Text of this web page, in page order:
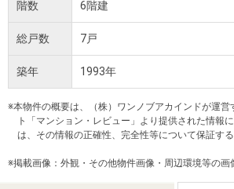
買いたいTOP
中古
マン
ショ
ンを
新
中
売りたいTOP
無
料
査
定
売
却
相
談
店舗案内TOP
店舗のご
案内（首
都圏）
店舗のご
案内（名
古屋）
会社情報TOP
ごあいさ
つ
会社概
要
ョン
組織図
採用情報TOP
新卒採用
情報
キャリア
採用情報
会社情報
採用情報
法人のお客さま
階数 6階建
総戸数 7戸
築年 1993年
※本物件の概要は、（株）ワンノブアカインドが運営
ト「マンション・レビュー」より提供された情報
は、その情報の正確性、完全性等について保証する
※掲載画像：外観・その他物件画像・周辺環境等の画